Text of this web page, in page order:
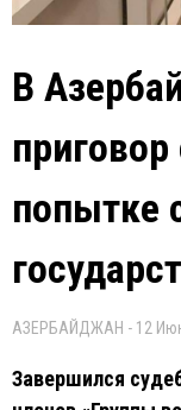
В
попытке
АЗЕРБАЙДЖАН - 12
Завершился